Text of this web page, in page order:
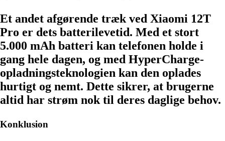
Et andet afgørende træk ved Xiaomi 12T
Pro er dets batterilevetid. Med et stort
5.000 mAh batteri kan telefonen holde i
gang hele dagen, og med HyperCharge-
opladningsteknologien kan den oplades
hurtigt og nemt. Dette sikrer, at brugerne
altid har strøm nok til deres daglige behov.
Konklusion